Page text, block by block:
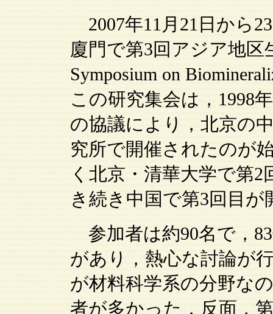
2007年11月21日から
廈門で第3回アジア地区
Symposium on
この研究集会は，1998
の協議により，北京の
究所で開催されたのが
く北京・清華大学で第
き続き中国で第3回目
参加者は約90名で，
があり，熱心な討論が
が材料科学系の分野な
者が多かった．反面，